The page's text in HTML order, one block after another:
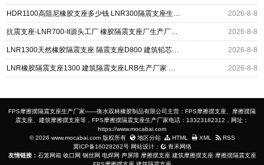
HDR1100高阻尼橡胶支座多少钱 LNR300隔震支座生产厂家 LNR400隔震支座厂家 2026-8-8
抗震支座-LNR700-II源头工厂 橡胶隔震支座厂生产厂家 LNR1500天然隔震支座生产厂家 2026-8-8
LNR1300天然橡胶隔震支座 隔震支座D800 建筑铅芯隔震支座定制厂家 2026-8-8
LNR橡胶隔震支座1300 建筑隔震支座LRB生产厂家 建筑铅芯建筑隔震支座源头工厂 2026-8-8
FPS摩擦摆隔震支座生产厂家——衡水双林橡胶制品有限公司主营：FPS摩擦摆支座、摩擦摆隔
震支座、建筑摩擦摆支座等，FPS摩擦摆隔震支座生产厂家电话：13323182312，网址：
https://www.mocabai.com
© 2026 www.mocabai.com 版权所有
地区分站 HTML XML
RSS
冀ICP备16028262号网站设计：
青禾网络
友情链接： 石笼网箱 收口网 钢丝网 电焊网 声屏障 摩擦摆支座 建筑摩擦摆支座 摩擦摆隔震支座